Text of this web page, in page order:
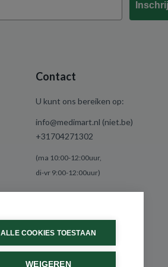
Contact
U kunt ons bereiken op:
info@medimart.nl (niet.be)
+31704271302
(ma 10:00-12:00uur,
di-vr 9:00-12:00uur)
ALLE COOKIES TOESTAAN
WEIGEREN